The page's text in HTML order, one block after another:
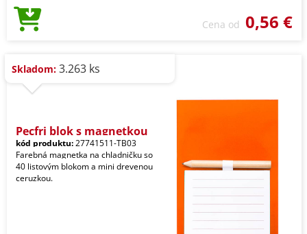
Cena od 0,56 €
Skladom: 3.263 ks
Pecfri blok s magnetkou
kód produktu:27741511-TB03
Farebná magnetka na chladničku so
40 listovým blokom a mini drevenou
ceruzkou.